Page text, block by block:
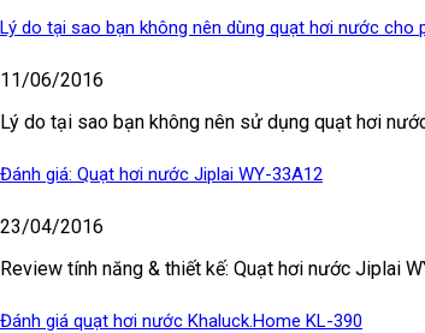
Lý do tại sao bạn không nên dùng quạt hơi nước cho
11/06/2016
Lý do tại sao bạn không nên sử dụng quạt hơi
Đánh giá: Quạt hơi nước Jiplai WY-33A12
23/04/2016
Review tính năng & thiết kế: Quạt hơi nước Jiplai
Đánh giá quạt hơi nước Khaluck.Home KL-390